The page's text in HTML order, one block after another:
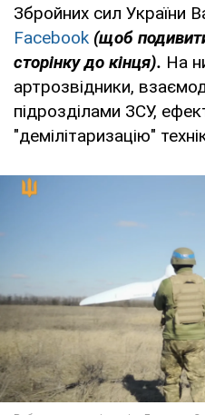
Збройних сил України
Facebook (щоб
сторінку до кінця). На
артрозвідники,
підрозділами ЗСУ,
"демілітаризацію"